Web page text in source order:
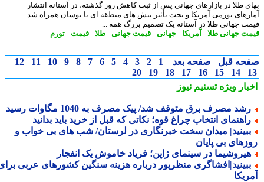
طلا در بازارهای جهانی پس از ثبت کاهش روز گذشته، در آستانه انتشار
تورمی آمریکا و تحت تأثیر تنش های منطقه ای با نوسان همراه شد. -
جهانی طلا در آستانه یک تصمیم بزرگ همه ...
جهانی طلا -آمریکا- جهانی-قیمت جهانی-طلا-قیمت-تورم
قبل صفحه بعد 1
2
3
4
5
6
7
8
9
10
11
12
14
15
16
17
18
19
20
ویژهتسنیم نیوز
مصرف برق متوقف شد/ پیک مصرف به 1040 مگاوات رسید
انتخاب چراغ قوه؛ نکاتی که قبل از خرید باید بدانید
میدان سخت خبرنگاری در لرستان/ شب های بی خواب و
بی پایان
در سینمای ژاپن؛ فریاد خاموش یک انفجار
منظرپور درباره هزینه سنگین کشورهای عربی برای